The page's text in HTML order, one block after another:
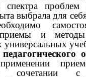
проблем
выбрала для
и методы
универсальных
с